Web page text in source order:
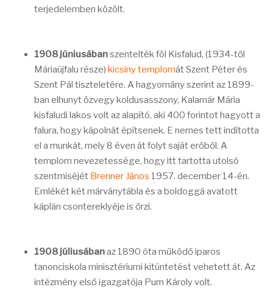
terjedelemben közölt.
1908 júniusábanszentelték föl Kisfalud, (1934-től
Máriaújfalu része) kicsiny templomát Szent Péter és
Szent Pál tiszteletére. A hagyomány szerint az 1899-
ban elhunyt özvegy koldusasszony, Kalamár Mária
kisfaludi lakos volt az alapító, aki 400 forintot hagyott a
falura, hogy kápolnát építsenek. E nemes tett indította
el a munkát, mely 8 éven át folyt saját erőből. A
templom nevezetessége, hogy itt tartotta utolsó
szentmiséjét Brenner János 1957. december 14-én.
Emlékét két márványtábla és a boldoggá avatott
káplán csontereklyéje is őrzi.
1908 júliusábanaz 1890 óta működő iparos
tanonciskola minisztériumi kitüntetést vehetett át. Az
intézmény első igazgatója Pum Károly volt.